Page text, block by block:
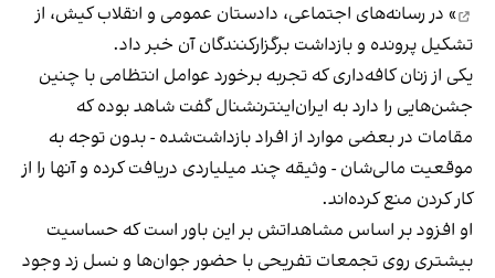
» در رسانه‌های اجتماعی، دادستان عمومی و انقلاب کیش، از
تشکیل پرونده و بازداشت برگزارکنندگان آن خبر داد.
یکی از زنان کافه‌داری که تجربه برخورد عوامل انتظامی با چنین
جشن‌هایی را دارد به ایران‌اینترنشنال گفت شاهد بوده که
مقامات در بعضی موارد از افراد بازداشت‌‌شده - بدون توجه به
موقعیت مالی‌شان - وثیقه چند میلیاردی دریافت کرده و آنها را از
کار کردن منع کرده‌اند.
او افزود بر اساس مشاهداتش بر این باور است که حساسیت
بیشتری روی تجمعات تفریحی با حضور جوان‌ها و نسل زد وجود